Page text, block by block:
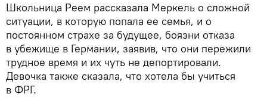
Школьница Реем рассказала Меркель о сложной
ситуации, в которую попала ее семья, и о
постоянном страхе за будущее, боязни отказа
в убежище в Германии, заявив, что они пережили
трудное время и их чуть не депортировали.
Девочка также сказала, что хотела бы учиться
в ФРГ.